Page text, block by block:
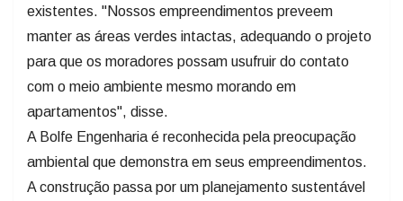
existentes. "Nossos empreendimentos preveem
manter as áreas verdes intactas, adequando o projeto
para que os moradores possam usufruir do contato
com o meio ambiente mesmo morando em
apartamentos", disse.
A Bolfe Engenharia é reconhecida pela preocupação
ambiental que demonstra em seus empreendimentos.
A construção passa por um planejamento sustentável